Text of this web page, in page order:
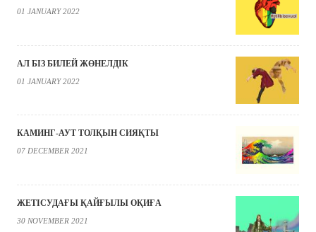
01 JANUARY 2022
АЛ БІЗ БИЛЕЙ ЖӨНЕЛДІК
01 JANUARY 2022
КАМИНГ-АУТ ТОЛҚЫН СИЯҚТЫ
07 DECEMBER 2021
ЖЕТІСУДАҒЫ ҚАЙҒЫЛЫ ОҚИҒА
30 NOVEMBER 2021